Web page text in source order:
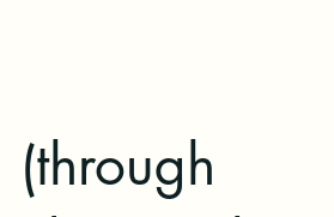
(through